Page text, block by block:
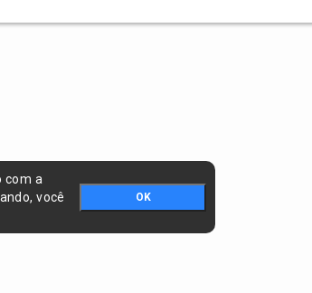
com a
você
OK